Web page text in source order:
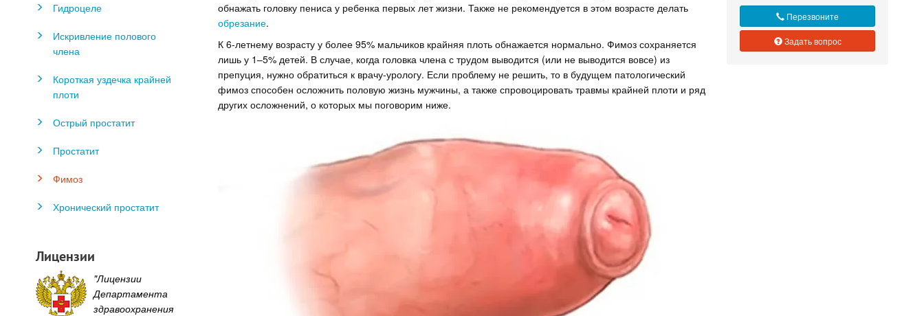
обнажать головку пениса у ребенка первых лет жизни. Также не рекомендуется в этом возрасте делать
обрезание.
К 6-летнему возрасту у более 95% мальчиков крайняя плоть обнажается нормально. Фимоз сохраняется
лишь у 1–5% детей. В случае, когда головка члена с трудом выводится (или не выводится вовсе) из
препуция, нужно обратиться к врачу-урологу. Если проблему не решить, то в будущем патологический
фимоз способен осложнить половую жизнь мужчины, а также спровоцировать травмы крайней плоти и ряд
других осложнений, о которых мы поговорим ниже.
Гидроцеле
Искривление полового
члена
Короткая уздечка крайней
плоти
Острый простатит
Простатит
Фимоз
Хронический простатит
Лицензии
"Лицензии
Департамента
здравоохранения
Перезвоните
Задать вопрос